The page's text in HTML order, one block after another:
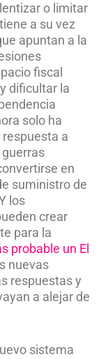
o limitar
a su vez
apuntan a la
fiscal
dificultar la
solo ha
a
en
suministro de
los
crear
para la
probable un El
nuevas
respuestas y
a alejar de
sistema